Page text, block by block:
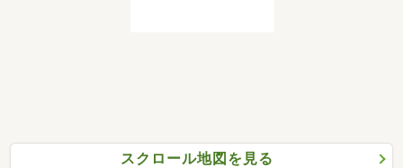
スクロール地図を見る